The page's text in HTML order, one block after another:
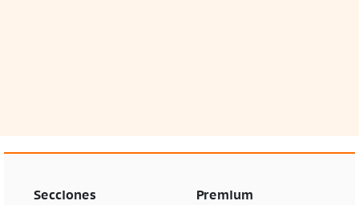
Secciones Premium